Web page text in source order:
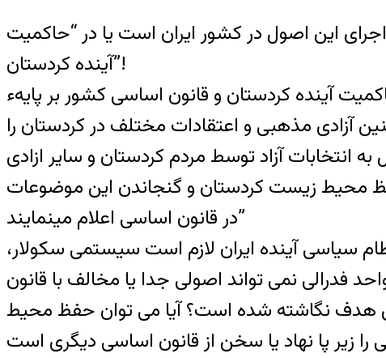
این اصول در کشور ایران است یا در “حاکمیت
آینده کردستان”!
آینده کردستان و قانون اساسی کشور بر پایه‏ء
مذهبی و اعتقادات مختلف در کردستان را
انتخابات آزاد توسط مردم کردستان و سایر ازادی
محیط زیست کردستان و گنجاندن این موضوعات
در قانون اساسی اعلام می‏نمایند”
سیاسی آینده ایران لازم است سیستمی سکولار،
فدرالی نمی تواند اصولی جدا یا مخالف با قانون
هدف نگاشته شده است؟ آیا می توان حفظ محیط